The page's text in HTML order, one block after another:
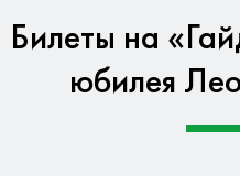
Гарантия
Билеты на
юбилея